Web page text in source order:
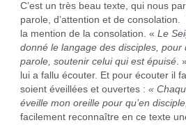
C’est un très beau texte, qui nous
parole, d’attention et de
la mention de la consolation. « Le
donné le langage des disciples, pour
parole, soutenir celui qui est épuisé.
lui a fallu écouter. Et pour écouter il
soient éveillées et ouvertes : «
éveille mon oreille pour qu’en
facilement reconnaître en ce texte